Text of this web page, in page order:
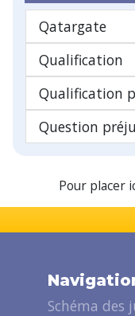
Qatargate
Qualification
Qualification
Question
Pour placer
Schéma des